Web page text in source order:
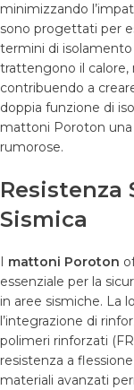
minimizzando
sono progettati per
termini di
trattengono il calore,
contribuendo a
doppia funzione di
mattoni Poroton
rumorose.
Resistenza
Sismica
mattoni Poroton
essenziale per la
in aree sismiche. La
l’integrazione di
polimeri rinforzati
resistenza a
materiali avanzati